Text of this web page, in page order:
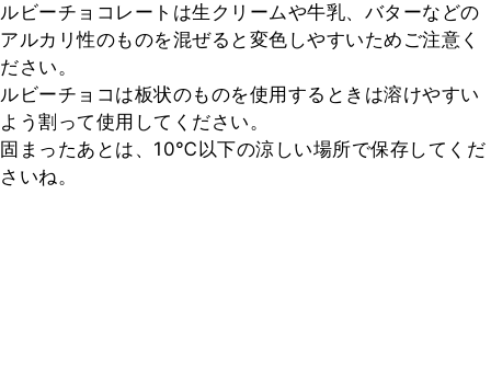
ルビーチョコレートは生クリームや牛乳、バターなどの
アルカリ性のものを混ぜると変色しやすいためご注意く
ださい。
ルビーチョコは板状のものを使用するときは溶けやすい
よう割って使用してください。
固まったあとは、10℃以下の涼しい場所で保存してくだ
さいね。